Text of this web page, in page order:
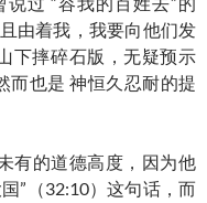
由着我，我要向他们发
下摔碎石版，无疑预示
而也是 神恒久忍耐的提
有的道德高度，因为他
”（32:10）这句话，而